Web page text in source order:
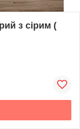
з сірим (